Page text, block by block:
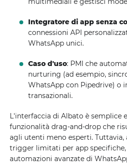
Integratore di app senza
connessioni API
WhatsApp unici.
Caso d'uso: PMI che
nurturing (ad esempio,
WhatsApp con Pipedrive) o
transazionali.
L'interfaccia di Albato è semplice
funzionalità drag-and-drop che
agli utenti meno esperti.
trigger limitati per app
automazioni avanzate di